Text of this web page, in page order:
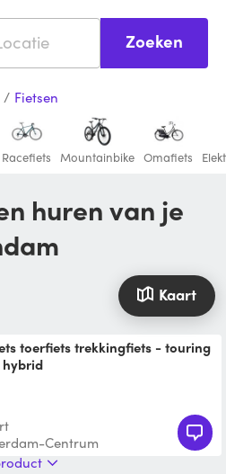
Zoeken
/ Fietsen
Racefiets Mountainbike Omafiets
Kaart
hybrid
171 - 177. Met bergverzet en
Centrum